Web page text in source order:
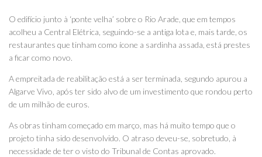
O edifício junto à ‘ponte velha’ sobre o Rio Arade, que em tempos
acolheu a Central Elétrica, seguindo-se a antiga lota e, mais tarde, os
restaurantes que tinham como ícone a sardinha assada, está prestes
a ficar como novo.
A empreitada de reabilitação está a ser terminada, segundo apurou a
Algarve Vivo, após ter sido alvo de um investimento que rondou perto
de um milhão de euros.
As obras tinham começado em março, mas há muito tempo que o
projeto tinha sido desenvolvido. O atraso deveu-se, sobretudo, à
necessidade de ter o visto do Tribunal de Contas aprovado.